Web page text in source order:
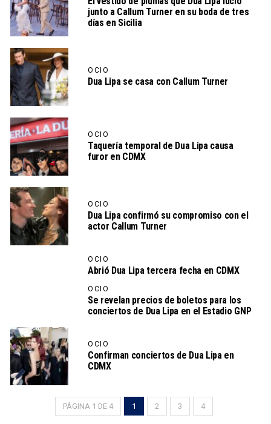
junto a Callum Turner en su boda de tres
días en Sicilia
OCIO
Dua Lipa se casa con Callum Turner
OCIO
Taquería temporal de Dua Lipa causa
furor en CDMX
OCIO
Dua Lipa confirmó su compromiso con el
actor Callum Turner
OCIO
Abrió Dua Lipa tercera fecha en CDMX
OCIO
Se revelan precios de boletos para los
conciertos de Dua Lipa en el Estadio GNP
OCIO
Confirman conciertos de Dua Lipa en
CDMX
PÁGINA 1 DE 4 1 2 3 4